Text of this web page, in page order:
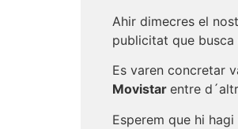
Ahir dimecres el
publicitat que busca
Es varen concretar
Movistar entre
Esperem que hi